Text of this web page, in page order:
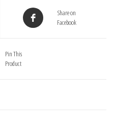
Share on
Facebook
Pin This
Product